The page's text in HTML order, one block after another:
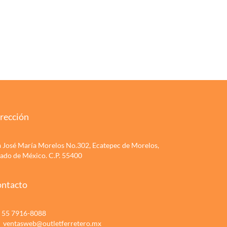
José María Morelos No.302, Ecatepec de Morelos,
de México. C.P. 55400
55 7916-8088
ventasweb@outletferretero.mx